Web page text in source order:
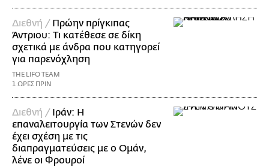
Διεθνή / Πρώην πρίγκιπας
Άντριου: Τι κατέθεσε σε δίκη
σχετικά με άνδρα που κατηγορεί
για παρενόχληση
THE LIFO TEAM
1 ΩΡΕΣ ΠΡΙΝ
Διεθνή / Ιράν: Η
επαναλειτουργία των Στενών δεν
έχει σχέση με τις
διαπραγματεύσεις με ο Ομάν,
λένε οι Φρουροί